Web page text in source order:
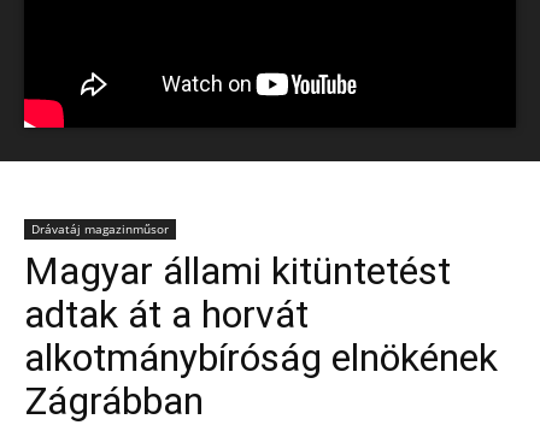
Drávatáj magazinműsor
Magyar állami kitüntetést
adtak át a horvát
alkotmánybíróság elnökének
Zágrábban